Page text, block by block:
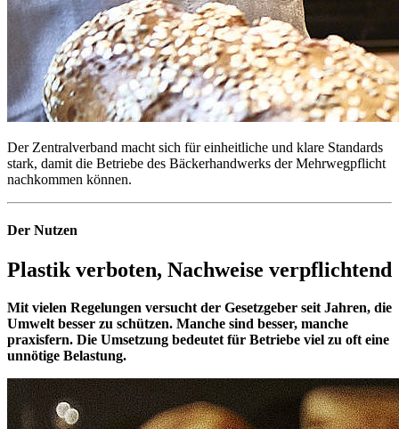
Der Zentralverband macht sich für einheitliche und klare Standards
stark, damit die Betriebe des Bäckerhandwerks der Mehrwegpflicht
nachkommen können.
Der Nutzen
Plastik verboten, Nachweise verpflichtend
Mit vielen Regelungen versucht der Gesetzgeber seit Jahren, die
Umwelt besser zu schützen. Manche sind besser, manche
praxisfern. Die Umsetzung bedeutet für Betriebe viel zu oft eine
unnötige Belastung.